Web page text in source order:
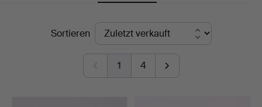
EndpreiseSortieren
1 4